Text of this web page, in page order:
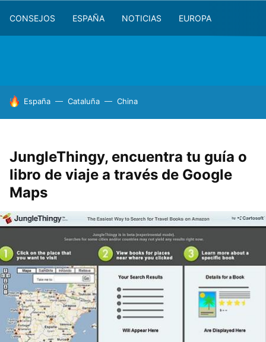
CONSEJOS ESPAÑA NOTICIAS EUROPA
HOY SE HABLA DE
España Cataluña China
JungleThingy, encuentra tu guía o
libro de viaje a través de Google
Maps